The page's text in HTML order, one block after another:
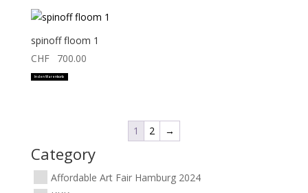
spinoff floom 1
CHF
700.00
In den Warenkorb
1 2 →
Category
Affordable Art Fair Hamburg 2024